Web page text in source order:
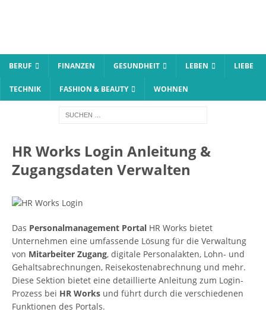
BERUF FINANZEN GESUNDHEIT LEBEN LIEBE
TECHNIK FASHION & BEAUTY WOHNEN
HR Works Login Anleitung &
Zugangsdaten Verwalten
Das Personalmanagement Portal HR Works bietet
Unternehmen eine umfassende Lösung für die Verwaltung
von Mitarbeiter Zugang, digitale Personalakten, Lohn- und
Gehaltsabrechnungen, Reisekostenabrechnung und mehr.
Diese Sektion bietet eine detaillierte Anleitung zum Login-
Prozess bei HR Works und führt durch die verschiedenen
Funktionen des Portals.